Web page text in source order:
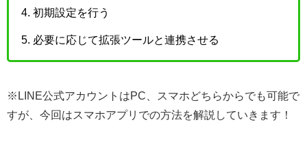
初期設定を行う
必要に応じて拡張ツールと連携させる
※LINE公式アカウントはPC、スマホどちらからでも可能で
すが、今回はスマホアプリでの方法を解説していきます！